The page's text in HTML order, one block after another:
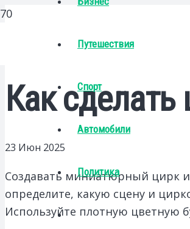
Путешествия
Спорт
Автомобили
Политика
Как
23 Июн 2025
Создавать миниатюрный цирк
определите, какую сцену и
Используйте плотную цветную